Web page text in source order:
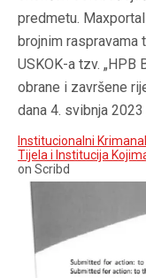
predmetu.
brojnim raspravama
USKOK-a tzv. „HPB
obrane i završene
dana 4. svibnja
Institucionalni
Tijela i Institucija
on Scribd